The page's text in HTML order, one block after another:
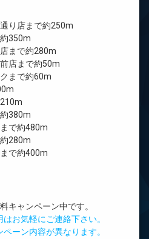
り店まで約250m
350m
まで約280m
店まで約50m
まで約60m
380m
で約480m
280m
まで約400m
キャンペーン中です。
お気軽にご連絡下さい。
ーン内容が異なります。